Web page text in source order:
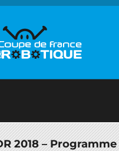
2018 –